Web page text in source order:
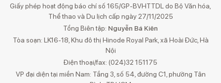
Giấy phép hoạt động báo chí số 165/GP-BVHTTDL do Bộ Văn hóa,
Thể thao và Du lịch cấp ngày 27/11/2025
Tổng Biên tập: Nguyễn Bá Kiên
Tòa soạn: LK16-18, Khu đô thị Hinode Royal Park, xã Hoài Đức, Hà
Nội
Điện thoại/fax: (024)32 151175
VP đại diện tại miền Nam: Tầng 3, số 54, đường C1, phường Tân